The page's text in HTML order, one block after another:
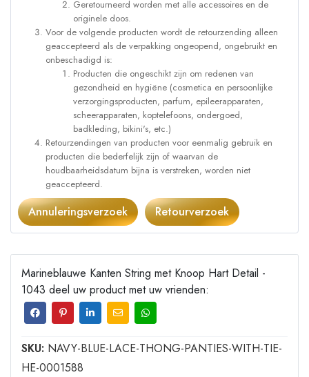
Geretourneerd worden met alle accessoires en de
originele doos.
Voor de volgende producten wordt de retourzending alleen
geaccepteerd als de verpakking ongeopend, ongebruikt en
onbeschadigd is:
Producten die ongeschikt zijn om redenen van
gezondheid en hygiëne (cosmetica en persoonlijke
verzorgingsproducten, parfum, epileerapparaten,
scheerapparaten, koptelefoons, ondergoed,
badkleding, bikini's, etc.)
Retourzendingen van producten voor eenmalig gebruik en
producten die bederfelijk zijn of waarvan de
houdbaarheidsdatum bijna is verstreken, worden niet
geaccepteerd.
Annuleringsverzoek Retourverzoek
Marineblauwe Kanten String met Knoop Hart Detail -
1043 deel uw product met uw vrienden:
SKU: NAVY-BLUE-LACE-THONG-PANTIES-WITH-TIE-
HE-0001588